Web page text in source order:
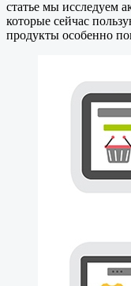
статье мы исследуем
которые сейчас
продукты особенно